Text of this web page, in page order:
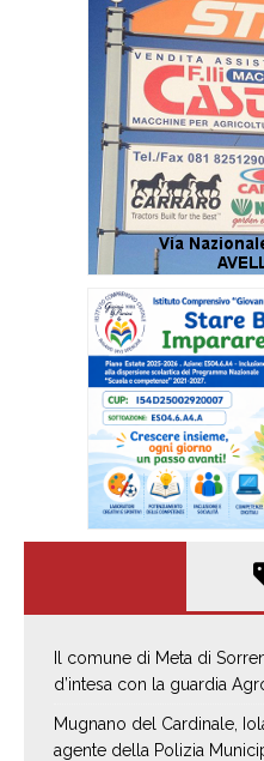
Il comune di Meta di
d’intesa con la guardia
Mugnano del Cardinale,
agente della Polizia